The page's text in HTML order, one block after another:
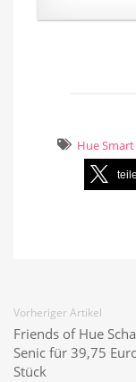
Hue
Vorheriger Artikel
Friends of Hue
Senic für 39,75
Stück